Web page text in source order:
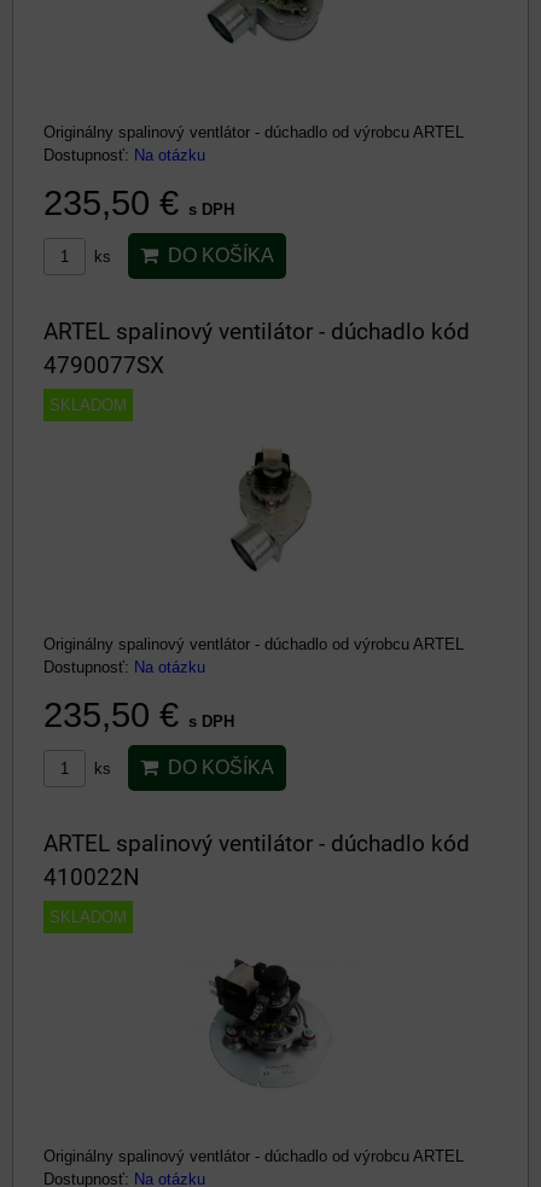
Originálny spalinový ventlátor - dúchadlo od výrobcu ARTEL
Dostupnosť: Na otázku
235,50 € s DPH
ks DO KOŠÍKA
ARTEL spalinový ventilátor - dúchadlo kód
4790077SX
SKLADOM
Originálny spalinový ventlátor - dúchadlo od výrobcu ARTEL
Dostupnosť: Na otázku
235,50 € s DPH
ks DO KOŠÍKA
ARTEL spalinový ventilátor - dúchadlo kód
410022N
SKLADOM
Originálny spalinový ventlátor - dúchadlo od výrobcu ARTEL
Dostupnosť: Na otázku